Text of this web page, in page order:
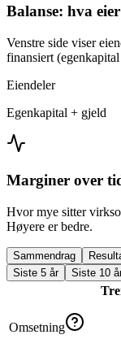
Balanse: hva
Venstre side viser
finansiert
Eiendeler
Egenkapital + gjeld
Marginer over
Hvor mye sitter
Høyere er bedre.
Sammendrag
Siste 5 år
Siste 10
Omsetning